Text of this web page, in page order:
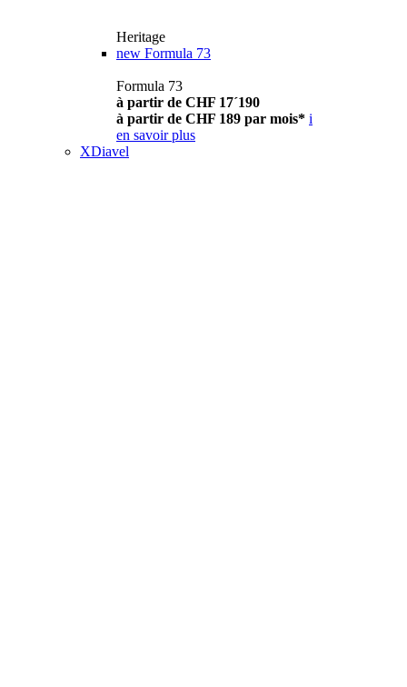
Heritage
new Formula 73
Formula 73
à partir de CHF 17´190
à partir de CHF 189 par mois* i
en savoir plus
XDiavel